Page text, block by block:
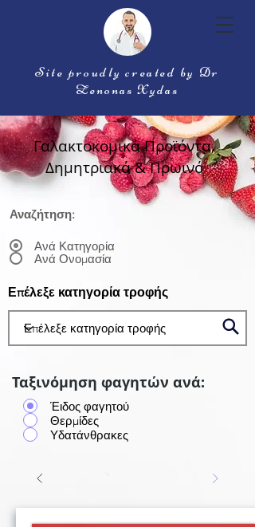
Site proudly created by Dr
Zenonas Xydas
Γαλακτοκομικά Προϊόντα,
Δημητριακά & Πρωινό
Αναζήτηση:
Ανά Κατηγορία
Ανά Ονομασία
Επέλεξε κατηγορία τροφής
Ταξινόμηση φαγητών ανά:
Έιδος φαγητού
Θερμίδες
Υδατάνθρακες